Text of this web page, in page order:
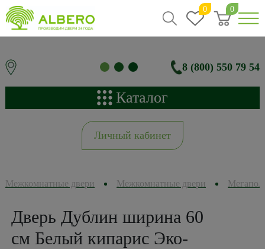
0 0
8 (800) 550 79 54
Каталог
Личный кабинет
Межкомнатные двери Межкомнатные двери
Дверь Дублин ширина 60
см Белый кипарис Эко-